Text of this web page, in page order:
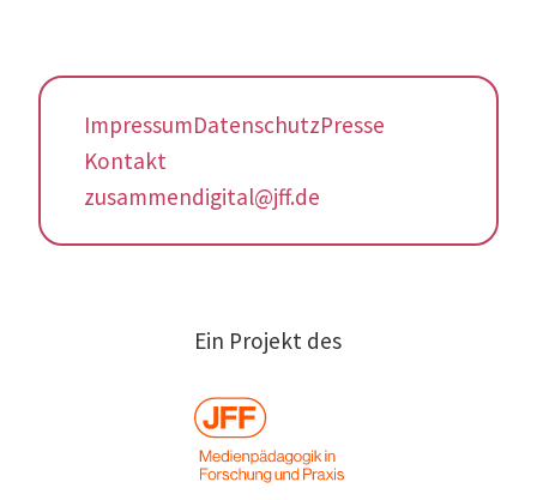
ImpressumDatenschutzPresse
Kontakt
zusammendigital@jff.de
Ein Projekt des